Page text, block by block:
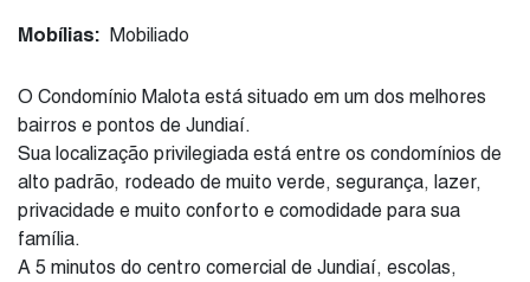
Mobílias: Mobiliado
O Condomínio Malota está situado em um dos melhores
bairros e pontos de Jundiaí.
Sua localização privilegiada está entre os condomínios de
alto padrão, rodeado de muito verde, segurança, lazer,
privacidade e muito conforto e comodidade para sua
família.
A 5 minutos do centro comercial de Jundiaí, escolas,